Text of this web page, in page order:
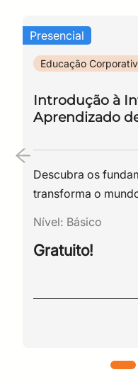
– Informação do
– Servidor de e-
– Log de auditoria
– Gestão de Usuários
– Lista dos
– Minhas Salas
– Salas arquivadas
Presencial
Educação
Introdução à
Aprendizado
Descubra os
transforma o
Nível: Básico
Gratuito!